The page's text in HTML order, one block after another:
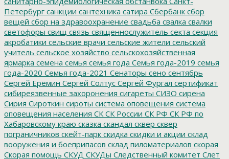
Петербург санкции сантехника сатира Сбербанк сбор
вещей сбор на здравоохранение свадьба свалка свалки
светофоры свищ связь священнослужитель секта секция
акробатики сельские врачи сельские жители сельский
учитель сельское хозяйство сельскохозяйственная
ярмарка семена семья семья года Семья года-2019 семья
года-2020 Семья года-2021 Сенаторы сено сентябрь
Сергей Ерёмин Сергей Солтус Сергей Фургал сертификат
сибиреязвенные захоронения сигареты СИЗО сирена
Сирия Сироткин сироты система оповещения система
оповещения населения СК СК России СК РФ СК РФ по
Хабаровскому краю сказка скандал сквер сквер
пограничников скейт-парк скидка скидки и акции склад
вооружения и боеприпасов склад пиломатериалов скорая
Скорая помощь СКУД СКУДы Следственный комитет Слет